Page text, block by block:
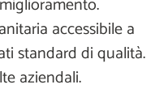
accessibile a
standard di qualità.
aziendali.